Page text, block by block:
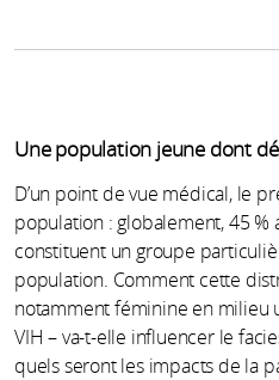
Une population jeune dont
D’un point de vue médical, le
population : globalement, 45 %
constituent un groupe
population. Comment cette
notamment féminine en milieu
VIH – va-t-elle influencer le
quels seront les impacts de la